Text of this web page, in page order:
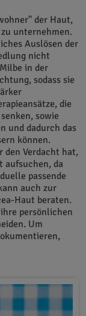
der Haut,
unternehmen.
Auslösen der
nicht
in der
sodass sie
die
sowie
und dadurch das
können.
den Verdacht hat,
aufsuchen, da
passende
auch zur
Haut beraten.
persönlichen
Um